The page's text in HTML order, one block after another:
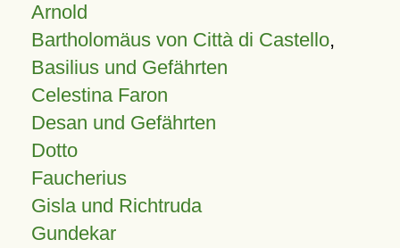
Arnold
Bartholomäus von Città di Castello,
Basilius und Gefährten
Celestina Faron
Desan und Gefährten
Dotto
Faucherius
Gisla und Richtruda
Gundekar